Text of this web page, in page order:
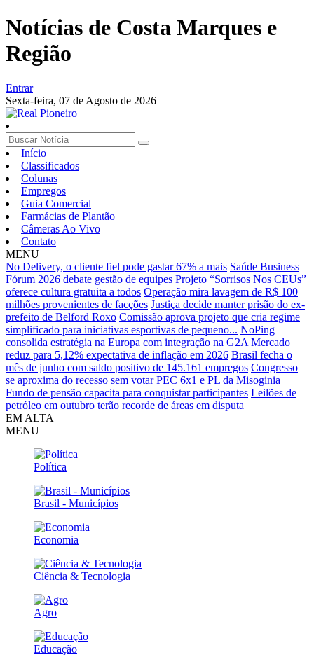
Notícias de Costa Marques e
Região
Entrar
Sexta-feira, 07 de Agosto de 2026
Início
Classificados
Colunas
Empregos
Guia Comercial
Farmácias de Plantão
Câmeras Ao Vivo
Contato
MENU
No Delivery, o cliente fiel pode gastar 67% a mais Saúde Business
Fórum 2026 debate gestão de equipes Projeto “Sorrisos Nos CEUs”
oferece cultura gratuita a todos Operação mira lavagem de R$ 100
milhões provenientes de facções Justiça decide manter prisão do ex-
prefeito de Belford Roxo Comissão aprova projeto que cria regime
simplificado para iniciativas esportivas de pequeno... NoPing
consolida estratégia na Europa com integração na G2A Mercado
reduz para 5,12% expectativa de inflação em 2026 Brasil fecha o
mês de junho com saldo positivo de 145.161 empregos Congresso
se aproxima do recesso sem votar PEC 6x1 e PL da Misoginia
Fundo de pensão capacita para conquistar participantes Leilões de
petróleo em outubro terão recorde de áreas em disputa
EM ALTA
MENU
Política
Brasil - Municípios
Economia
Ciência & Tecnologia
Agro
Educação